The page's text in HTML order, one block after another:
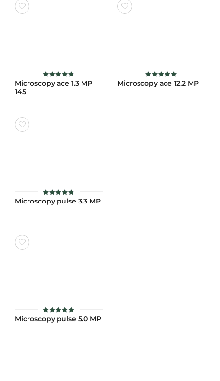
ให้คะแนน
Microscopy ace 1.3 MP
145
ให้คะแนน
Microscopy ace 12.2 MP
ให้คะแนน
4.8
Microscopy pulse 3.3 MP
ให้คะแนน
4.9
Microscopy pulse 5.0 MP